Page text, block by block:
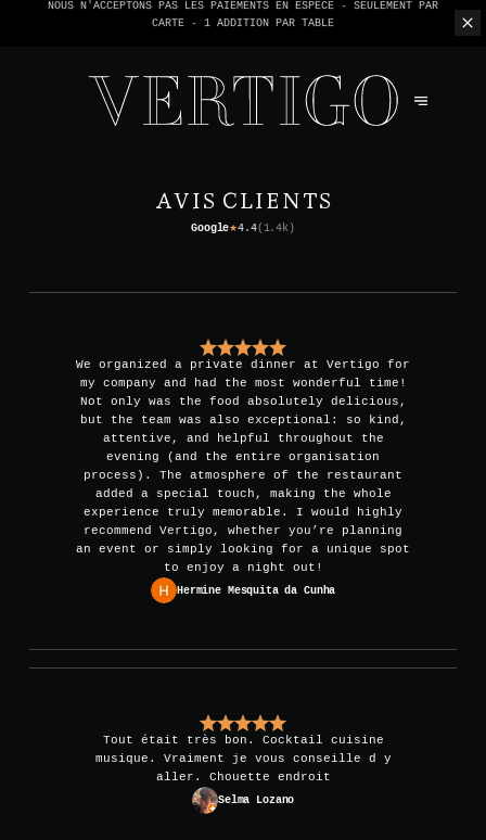
AVIS CLIENTS
Google★4.4(1.4k)
We organized a private dinner at Vertigo for
my company and had the most wonderful time!
Not only was the food absolutely delicious,
but the team was also exceptional: so kind,
attentive, and helpful throughout the
evening (and the entire organisation
process). The atmosphere of the restaurant
added a special touch, making the whole
experience truly memorable. I would highly
recommend Vertigo, whether you’re planning
an event or simply looking for a unique spot
to enjoy a night out!
Hermine Mesquita da Cunha
Tout était très bon. Cocktail cuisine
musique. Vraiment je vous conseille d y
aller. Chouette endroit
Selma Lozano